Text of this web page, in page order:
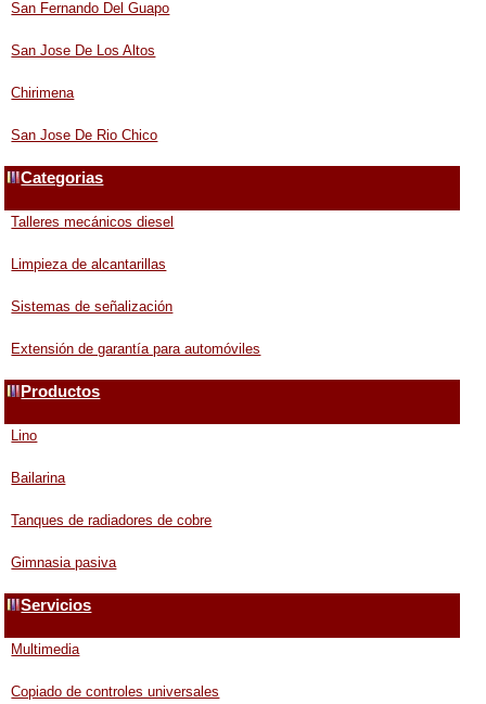
San Fernando Del Guapo
San Jose De Los Altos
Chirimena
San Jose De Rio Chico
Categorias
Talleres mecánicos diesel
Limpieza de alcantarillas
Sistemas de señalización
Extensión de garantía para automóviles
Productos
Lino
Bailarina
Tanques de radiadores de cobre
Gimnasia pasiva
Servicios
Multimedia
Copiado de controles universales